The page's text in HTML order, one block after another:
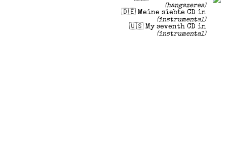
(hangszeres)
🇩🇪 Meine siebte CD in
(instrumental)
🇺🇸 My seventh CD in
(instrumental)